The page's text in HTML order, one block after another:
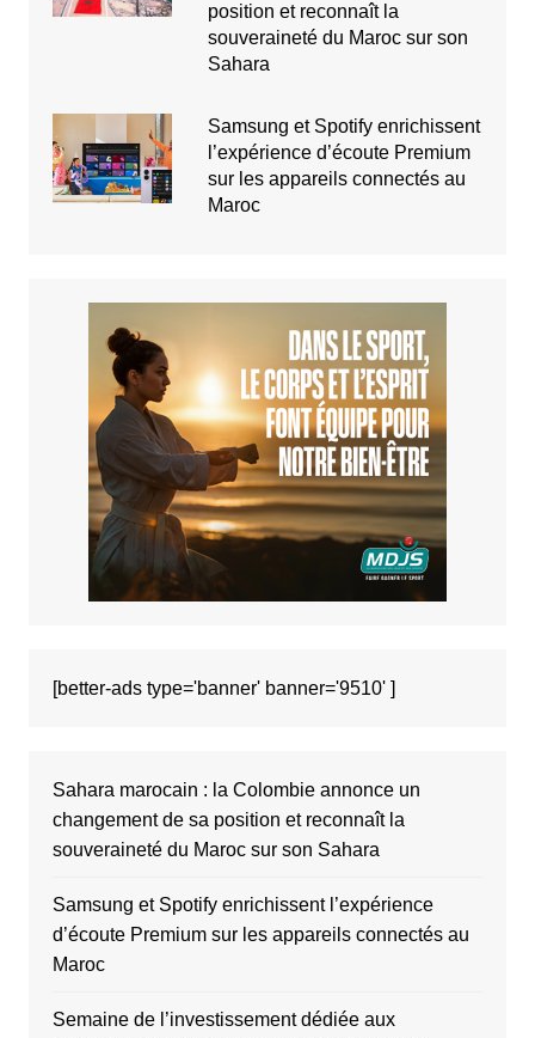
position et reconnaît la
souveraineté du Maroc sur son
Sahara
Samsung et Spotify enrichissent
l’expérience d’écoute Premium
sur les appareils connectés au
Maroc
[better-ads type='banner' banner='9510' ]
Sahara marocain : la Colombie annonce un
changement de sa position et reconnaît la
souveraineté du Maroc sur son Sahara
Samsung et Spotify enrichissent l’expérience
d’écoute Premium sur les appareils connectés au
Maroc
Semaine de l’investissement dédiée aux